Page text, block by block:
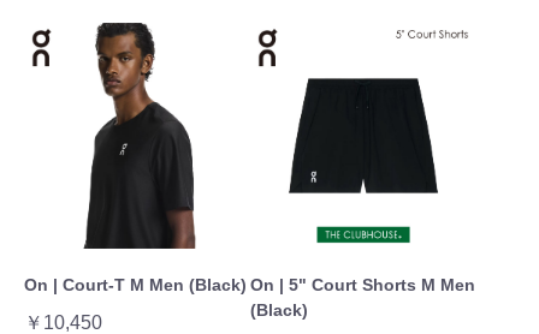
On | Court-T M Men (Black)
￥10,450
On | 5" Court Shorts M Men
(Black)